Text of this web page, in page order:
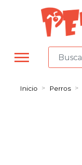
Inicio Perros